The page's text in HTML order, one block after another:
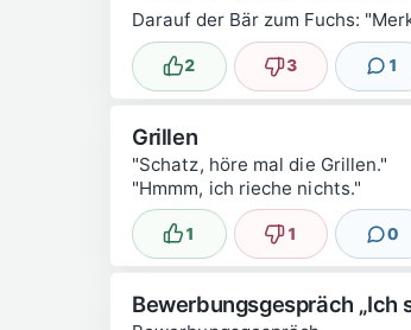
Darauf der Bär zum Fuchs:
Lustig
2 Nicht lustig
3 1
Grillen
"Schatz, höre mal die Grillen."
"Hmmm, ich rieche nichts."
Lustig
1 Nicht lustig
1 0
Bewerbungsgespräch „Ich